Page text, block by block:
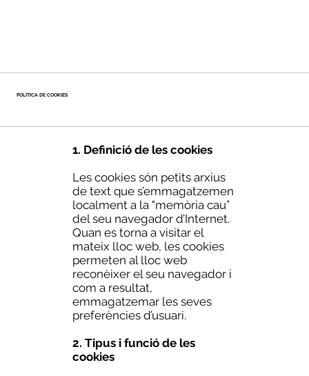
POLÍTICA DE COOKIES
1. Definició de les cookies
Les cookies són petits arxius
de text que s’emmagatzemen
localment a la "memòria cau”
del seu navegador d’Internet.
Quan es torna a visitar el
mateix lloc web, les cookies
permeten al lloc web
reconèixer el seu navegador i
com a resultat,
emmagatzemar les seves
preferències d’usuari.
2. Tipus i funció de les
cookies